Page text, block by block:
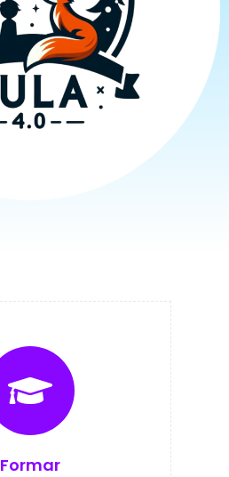
Formar